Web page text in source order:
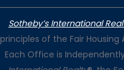
Sotheby’s International
principles of the Fair
Each Office is